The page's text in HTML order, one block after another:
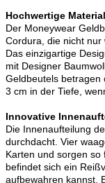
Hochwertige
Der Moneywear
Cordura, die nicht
Das einzigartige
mit Designer
Geldbeutels betragen
3 cm in der Tiefe,
Innovative
Die Innenaufteilung
durchdacht. Vier
Karten und sorgen
befindet sich ein
aufbewahren kannst.